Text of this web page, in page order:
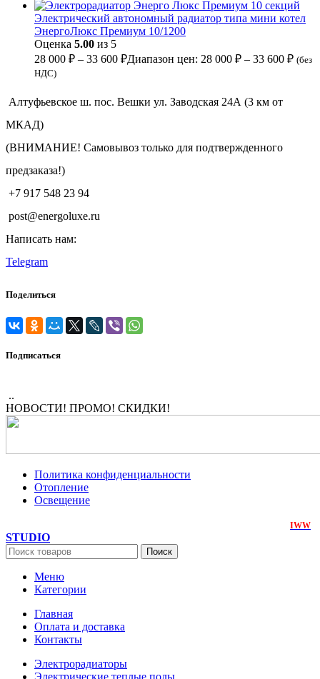
Электрический автономный радиатор типа мини котел
ЭнергоЛюкс Премиум 10/1200
Оценка 5.00 из 5
28 000 ₽ – 33 600 ₽Диапазон цен: 28 000 ₽ – 33 600 ₽ (без
НДС)
Алтуфьевское ш. пос. Вешки ул. Заводская 24А (3 км от
МКАД)
(ВНИМАНИЕ! Самовывоз только для подтвержденного
предзаказа!)
+7 917 548 23 94
post@energoluxe.ru
Написать нам:
Telegram
Поделиться
Подписаться
..
НОВОСТИ! ПРОМО! СКИДКИ!
Политика конфиденциальности
Отопление
Освещение
IWW
STUDIO
Поиск
Меню
Категории
Главная
Оплата и доставка
Контакты
Электрорадиаторы
Электрические теплые полы